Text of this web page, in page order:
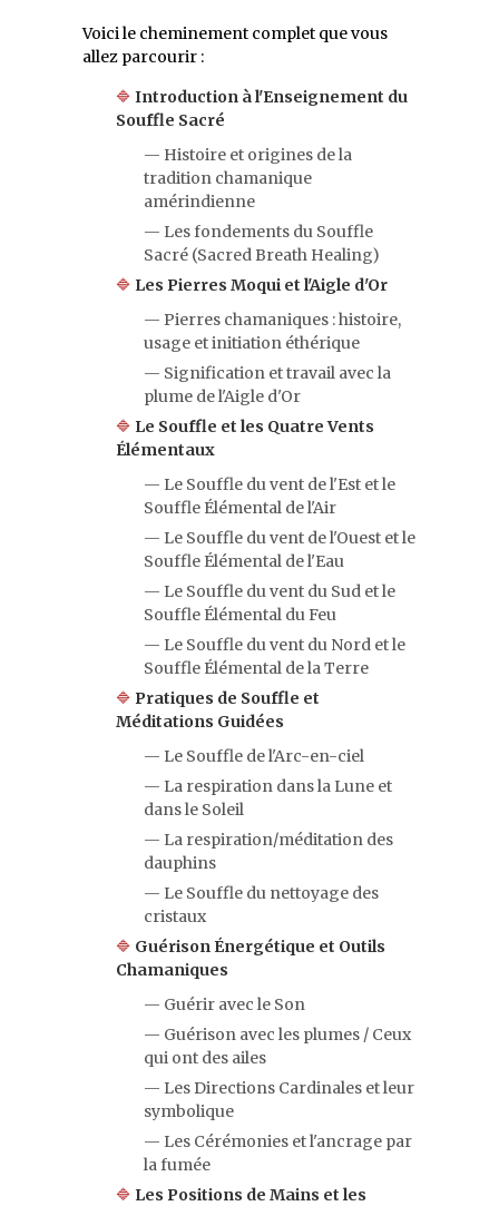
Voici le cheminement complet que vous
allez parcourir :
🔷 Introduction à l'Enseignement du
Souffle Sacré
— Histoire et origines de la
tradition chamanique
amérindienne
— Les fondements du Souffle
Sacré (Sacred Breath Healing)
🔷 Les Pierres Moqui et l'Aigle d'Or
— Pierres chamaniques : histoire,
usage et initiation éthérique
— Signification et travail avec la
plume de l'Aigle d'Or
🔷 Le Souffle et les Quatre Vents
Élémentaux
— Le Souffle du vent de l'Est et le
Souffle Élémental de l'Air
— Le Souffle du vent de l'Ouest et le
Souffle Élémental de l'Eau
— Le Souffle du vent du Sud et le
Souffle Élémental du Feu
— Le Souffle du vent du Nord et le
Souffle Élémental de la Terre
🔷 Pratiques de Souffle et
Méditations Guidées
— Le Souffle de l'Arc-en-ciel
— La respiration dans la Lune et
dans le Soleil
— La respiration/méditation des
dauphins
— Le Souffle du nettoyage des
cristaux
🔷 Guérison Énergétique et Outils
Chamaniques
— Guérir avec le Son
— Guérison avec les plumes / Ceux
qui ont des ailes
— Les Directions Cardinales et leur
symbolique
— Les Cérémonies et l'ancrage par
la fumée
🔷 Les Positions de Mains et les